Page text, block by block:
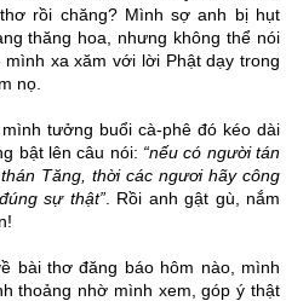
rồi chăng? Mình sợ anh bị hụt
thăng hoa, nhưng không thể nói
xa xăm với lời Phật dạy trong
nọ.
tưởng buổi cà-phê đó kéo dài
bật lên câu nói: “nếu có người tán
Tăng, thời các ngươi hãy công
sự thật”. Rồi anh gật gù, nắm
bài thơ đăng báo hôm nào, mình
thoảng nhờ mình xem, góp ý thật